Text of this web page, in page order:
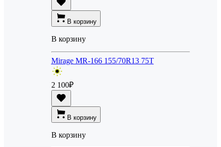
В корзину
В корзину
Mirage MR-166 155/70R13 75T
2 100₽
В корзину
В корзину